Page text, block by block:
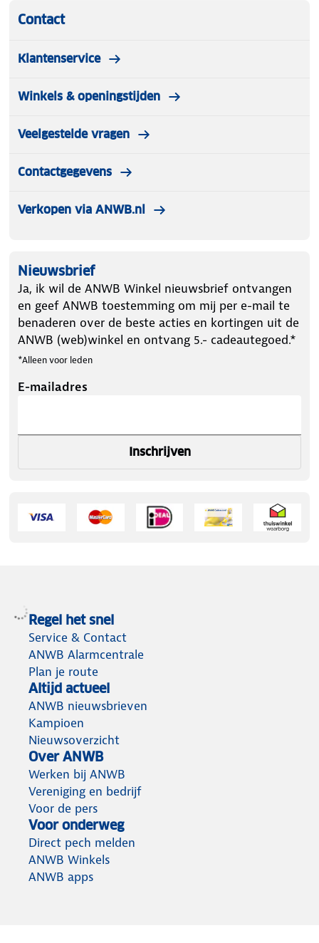
Contact
Klantenservice
Winkels & openingstijden
Veelgestelde vragen
Contactgegevens
Verkopen via ANWB.nl
Nieuwsbrief
Ja, ik wil de ANWB Winkel nieuwsbrief ontvangen
en geef ANWB toestemming om mij per e-mail te
benaderen over de beste acties en kortingen uit de
ANWB (web)winkel en ontvang 5.- cadeautegoed.*
*Alleen voor leden
E-mailadres
Inschrijven
Regel het snel
Service & Contact
ANWB Alarmcentrale
Plan je route
Altijd actueel
ANWB nieuwsbrieven
Kampioen
Nieuwsoverzicht
Over ANWB
Werken bij ANWB
Vereniging en bedrijf
Voor de pers
Voor onderweg
Direct pech melden
ANWB Winkels
ANWB apps